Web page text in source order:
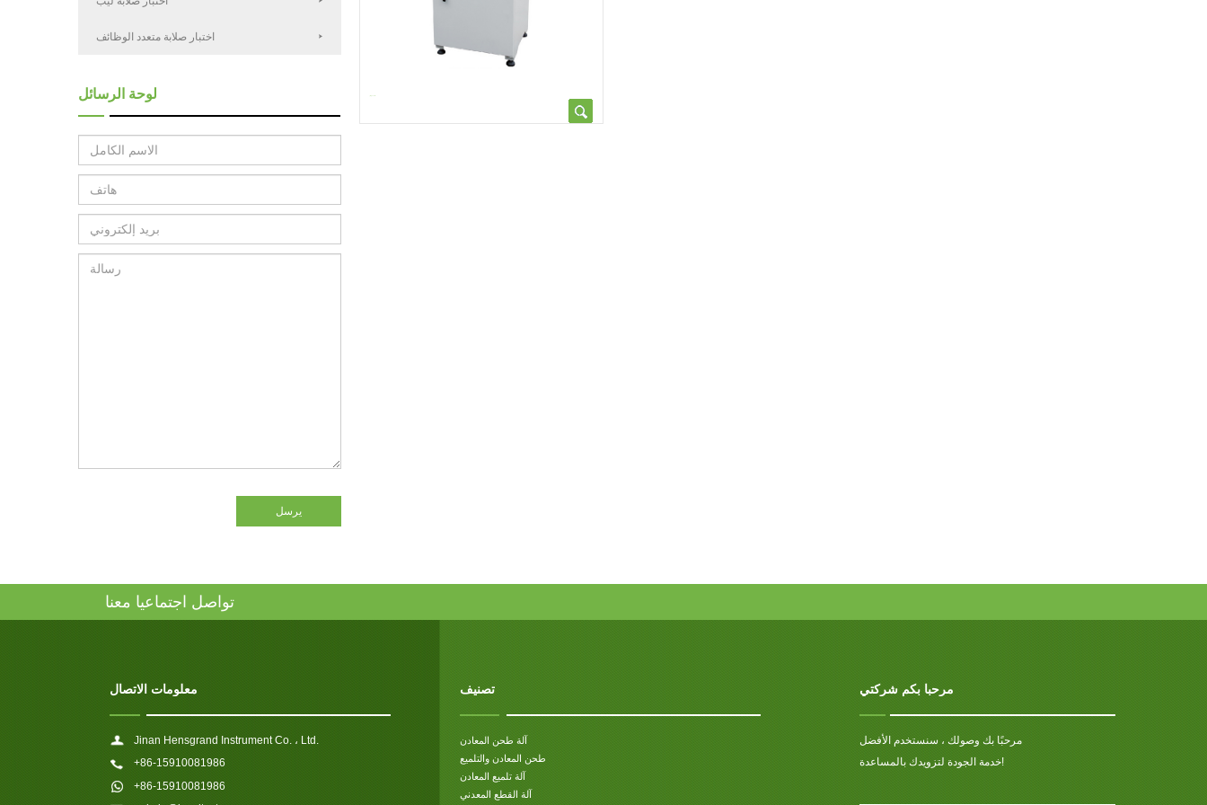
اختبار صلابة متعدد الوظائف
لوحة الرسائل
يرسل
تواصل اجتماعيا معنا
معلومات الاتصال
Jinan Hensgrand Instrument Co. ، Ltd.
+86-15910081986
+86-15910081986
تصنيف
آلة طحن المعادن
طحن المعادن والتلميع
آلة تلميع المعادن
آلة القطع المعدني
مرحبا بكم شركتي
مرحبًا بك وصولك ، سنستخدم الأفضل
خدمة الجودة لتزويدك بالمساعدة!